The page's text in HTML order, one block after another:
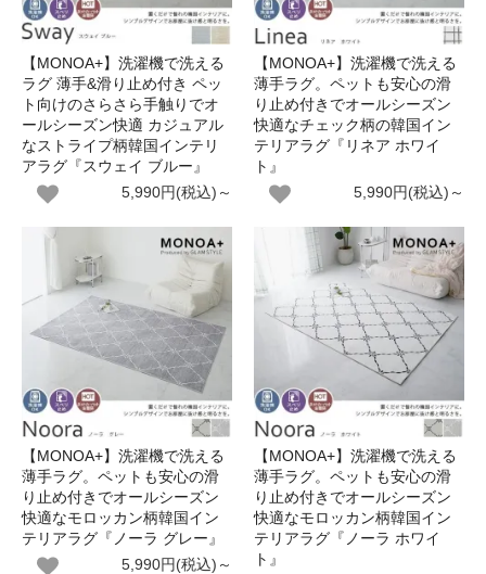
【MONOA+】洗濯機で洗える
ラグ 薄手&滑り止め付き ペッ
ト向けのさらさら手触りでオ
ールシーズン快適 カジュアル
なストライプ柄韓国インテリ
アラグ『スウェイ ブルー』
5,990円(税込)～
【MONOA+】洗濯機で洗える
薄手ラグ。ペットも安心の滑
り止め付きでオールシーズン
快適なチェック柄の韓国イン
テリアラグ『リネア ホワイ
ト』
5,990円(税込)～
【MONOA+】洗濯機で洗える
薄手ラグ。ペットも安心の滑
り止め付きでオールシーズン
快適なモロッカン柄韓国イン
テリアラグ『ノーラ グレー』
5,990円(税込)～
【MONOA+】洗濯機で洗える
薄手ラグ。ペットも安心の滑
り止め付きでオールシーズン
快適なモロッカン柄韓国イン
テリアラグ『ノーラ ホワイ
ト』